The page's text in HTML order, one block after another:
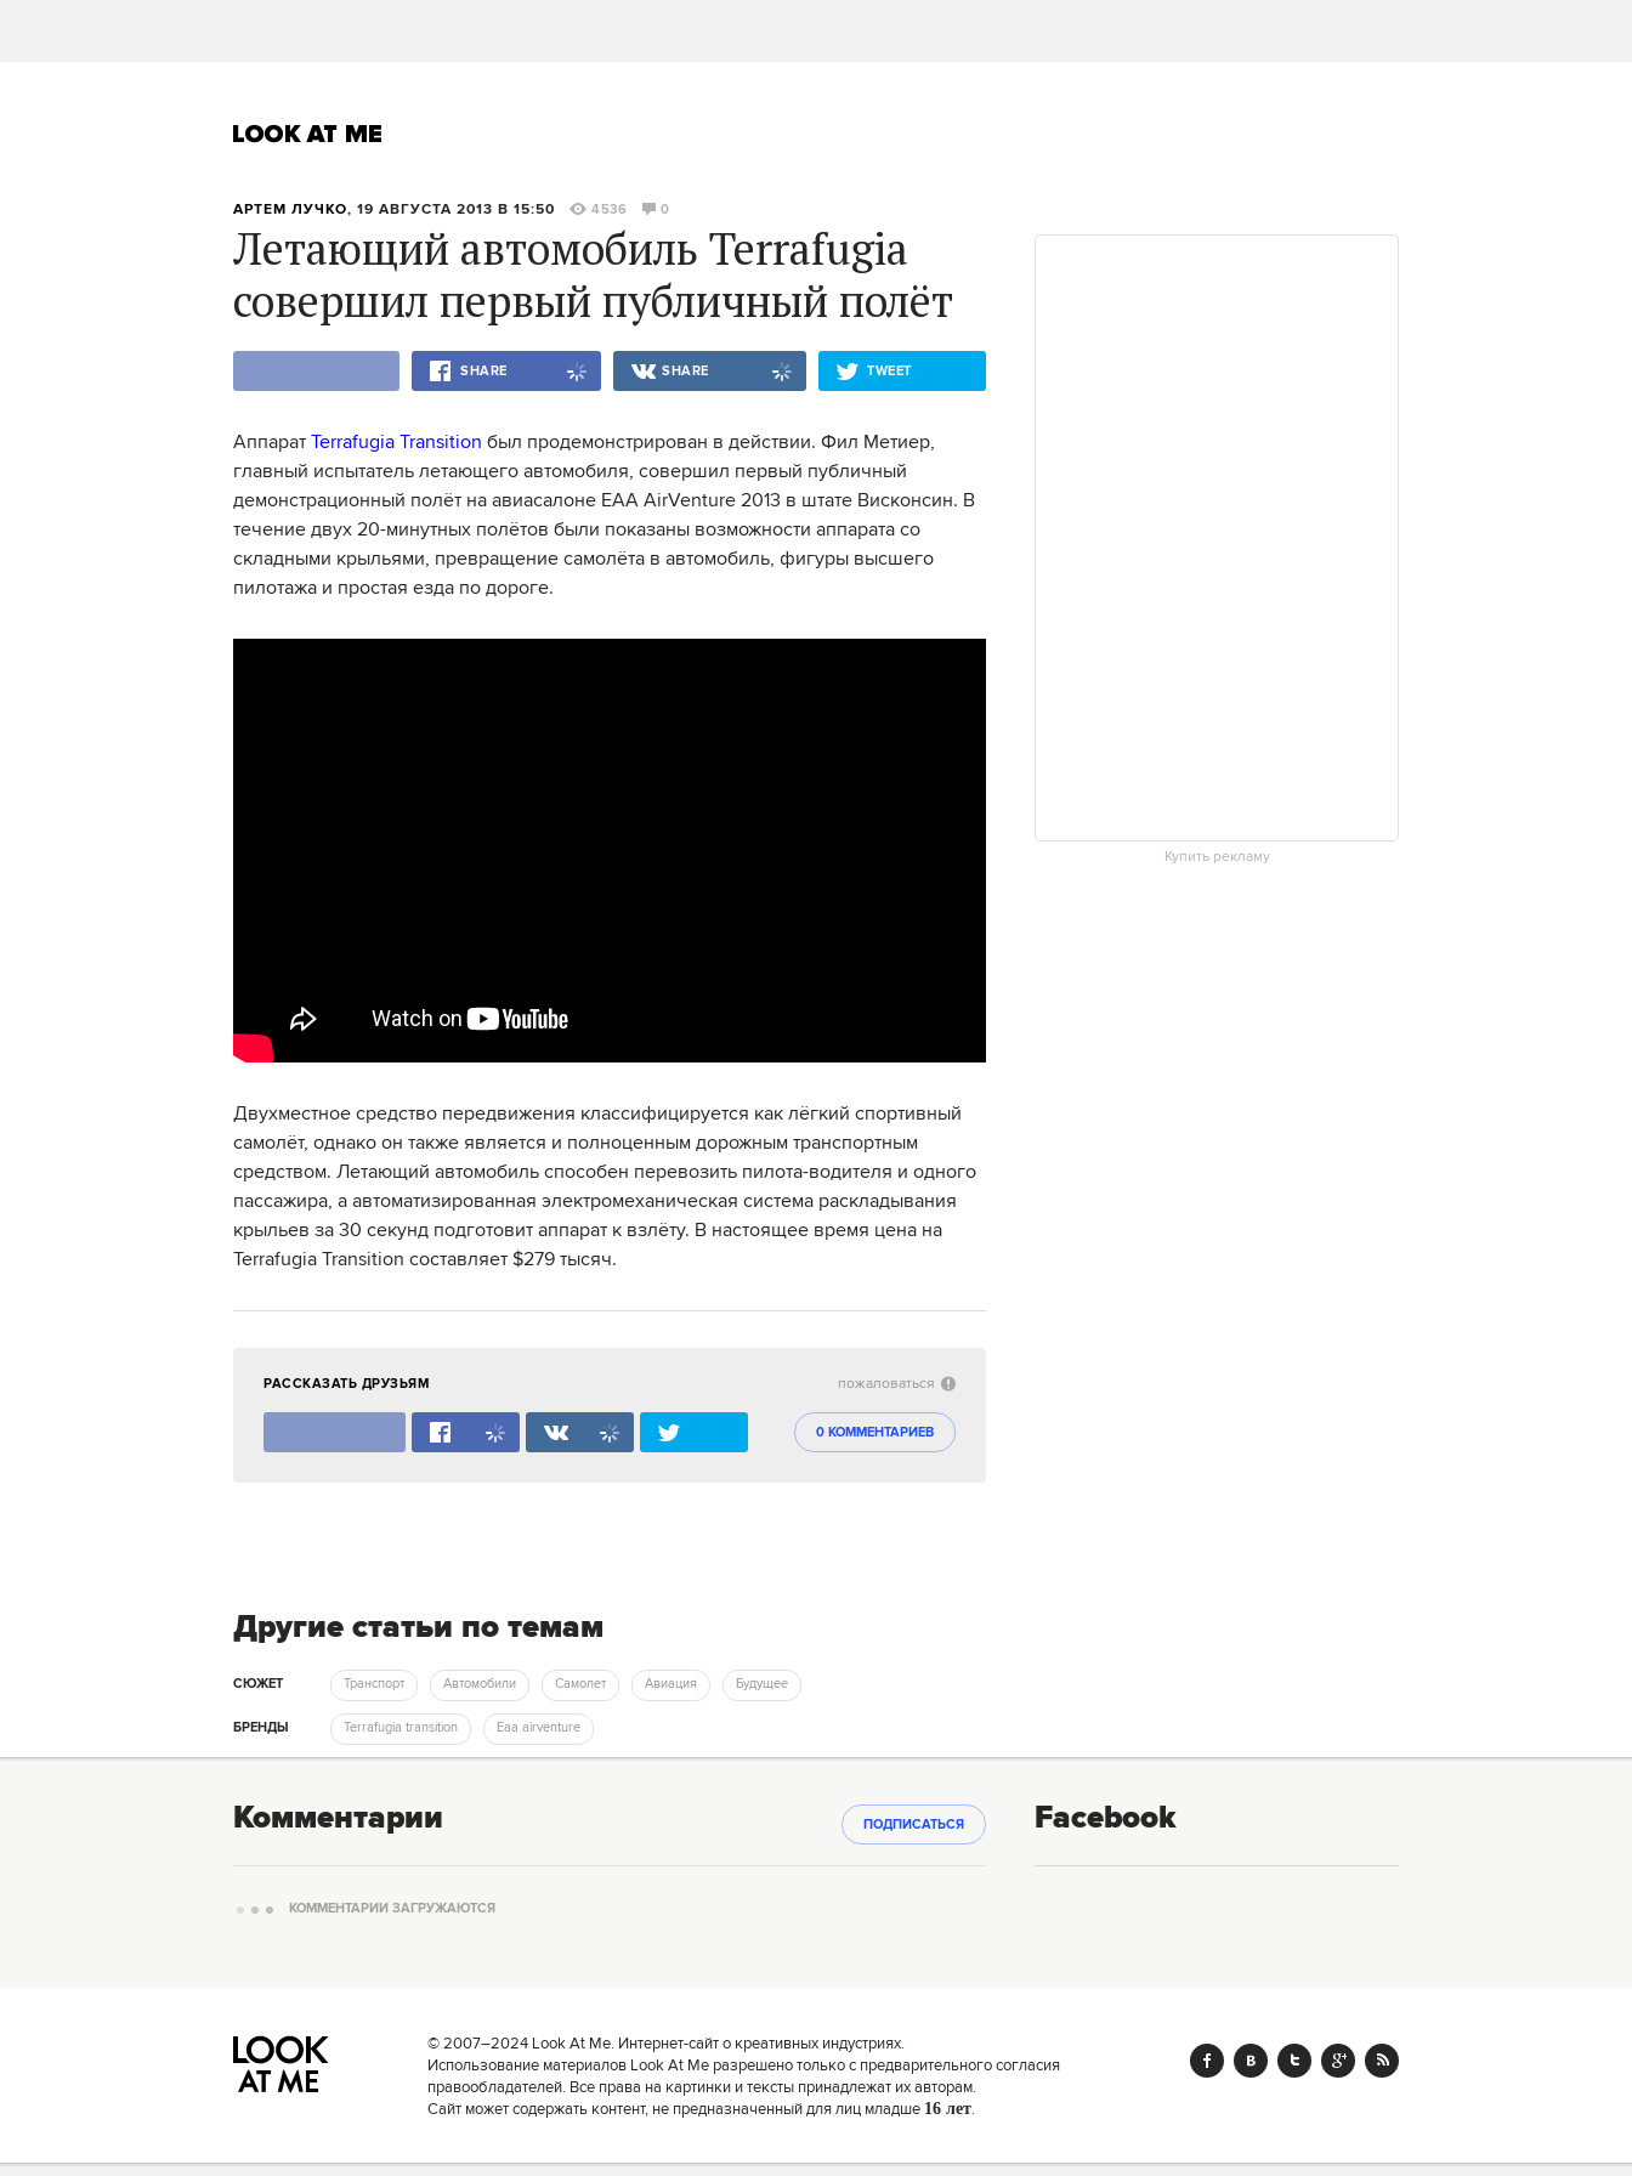
АРТЕМ ЛУЧКО, 19 АВГУСТА 2013 В 15:50 4536 0
Летающий автомобиль Terrafugia
совершил первый публичный полёт
SHARE SHARE TWEET
Аппарат Terrafugia Transition был продемонстрирован в действии. Фил Метиер,
главный испытатель летающего автомобиля, совершил первый публичный
демонстрационный полёт на авиасалоне EAA AirVenture 2013 в штате Висконсин. В
течение двух 20-минутных полётов были показаны возможности аппарата со
складными крыльями, превращение самолёта в автомобиль, фигуры высшего
пилотажа и простая езда по дороге.
Двухместное средство передвижения классифицируется как лёгкий спортивный
самолёт, однако он также является и полноценным дорожным транспортным
средством. Летающий автомобиль способен перевозить пилота-водителя и одного
пассажира, а автоматизированная электромеханическая система раскладывания
крыльев за 30 секунд подготовит аппарат к взлёту. В настоящее время цена на
Terrafugia Transition составляет $279 тысяч.
РАССКАЗАТЬ ДРУЗЬЯМ
0 КОММЕНТАРИЕВ
пожаловаться
Купить рекламу
Другие статьи по темам
СЮЖЕТ Транспорт Автомобили Самолет Авиация Будущее
БРЕНДЫ Terrafugia transition Eaa airventure
Комментарии ПОДПИСАТЬСЯ
КОММЕНТАРИИ ЗАГРУЖАЮТСЯ
Facebook
© 2007–2024 Look At Me. Интернет-сайт о креативных индустриях.
Использование материалов Look At Me разрешено только с предварительного согласия
правообладателей. Все права на картинки и тексты принадлежат их авторам.
Сайт может содержать контент, не предназначенный для лиц младше 16 лет.